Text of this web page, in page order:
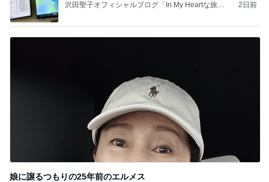
沢田聖子オフィシャルブログ「In My Heartな旅日
2日前
娘に譲るつもりの25年前のエルメス